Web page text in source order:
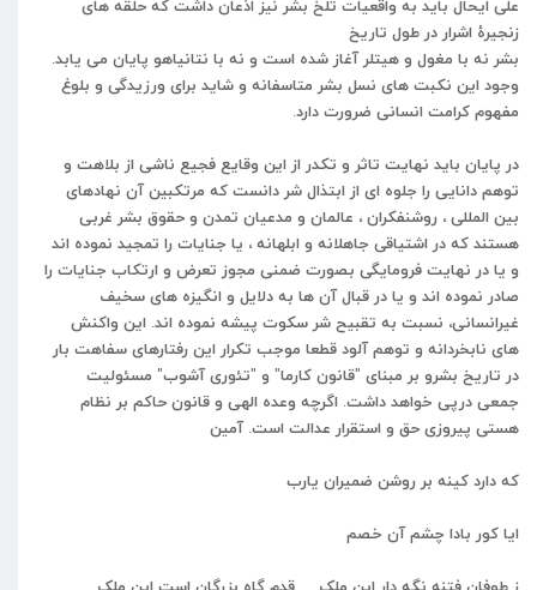
علی ایحال باید به واقعیات تلخ بشر نیز اذعانداشتکهحلقههای
زنجیرۀ اشراردرطول تاریخ
بشر نه با مغول وهیتلرآغازشده است و نه با نتانیاهو پایان می یابد.
وجود این نکبتهای نسل بشر متاسفانه وشاید برای ورزیدگی و بلوغ
مفهومکرامت انسانی ضرورتدارد.
در پایان باید نهایت تاثر و تکدر از این وقایعفجیع ناشی از بلاهت و
توهمدانایی را جلوه ای از ابتذالشردانستکه مرتکبینآن نهادهای
بین المللی، روشنفکران، عالمان و مدعیان تمدن وحقوق بشر غربی
هستندکهدر اشتیاقی جاهلانه و ابلهانه، یا جنایات را تمجید نموده اند
و یادر نهایتفرومایگی بصورت ضمنی مجوز تعرض و ارتکاب جنایات را
صادر نموده اند و یادرقبالآنها بهدلایل و انگیزه هایسخیف
غیرانسانی، نسبت به تقبیحشرسکوت پیشه نموده اند. این واکنش
های نابخردانه و توهمآلودقطعا موجب تکرار این رفتارهایسفاهت بار
در تاریخ بشرو بر مبنای "قانونکارما" و "تئوریآشوب" مسئولیت
جمعیدرپی خواهدداشت. اگرچه وعده الهی وقانونحاکم بر نظام
هستی پیروزیحق و استقرار عدالت است.آمین
که دارد کینه بر روشن ضمیران یارب
ایا کور بادا چشم آن خصم